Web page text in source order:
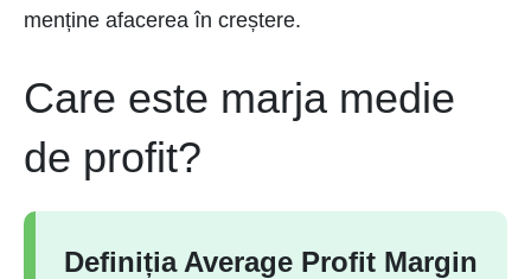
menține afacerea în creștere.
Care este marja medie
de profit?
Definiția Average Profit Margin